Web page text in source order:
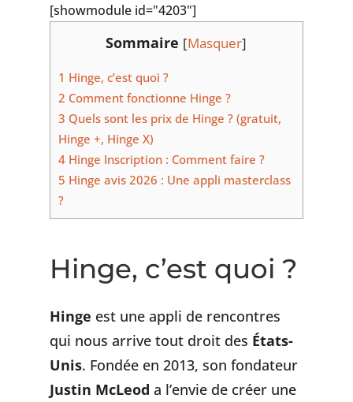
[showmodule id="4203"]
Sommaire [Masquer]
1 Hinge, c’est quoi ?
2 Comment fonctionne Hinge ?
3 Quels sont les prix de Hinge ? (gratuit,
Hinge +, Hinge X)
4Hinge Inscription : Comment faire ?
5 Hinge avis 2026 : Une appli masterclass
?
Hinge, c’est quoi ?
Hinge est une appli de rencontres
qui nous arrive tout droit des États-
Unis. Fondée en 2013, son fondateur
Justin McLeod a l’envie de créer une